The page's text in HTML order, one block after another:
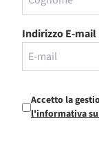
Indirizzo E-mail
Accetto la
l'informativa